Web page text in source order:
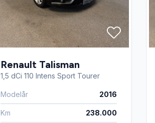
Renault Talisman
1,5 dCi 110 Intens Sport Tourer
Modelår 2016
Km 238.000